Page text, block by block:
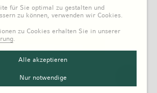
für Sie optimal zu gestalten und
zu können, verwenden wir Cookies.
zu Cookies erhalten Sie in unserer
.
Alle akzeptieren
Nur notwendige